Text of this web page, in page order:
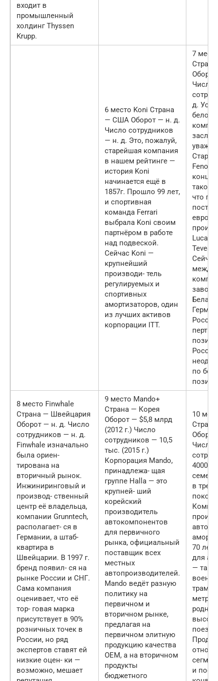
входит в
промышленный
холдинг Thyssen
Krupp.
6 место Koni Страна
— США Оборот — н. д.
Число сотрудников
— н. д. Это, пожалуй,
старейшая компания
в нашем рейтинге —
история Koni
начинается ещё в
1857г. Прошло 99 лет,
и спортивная
команда Ferrari
выбрала Koni своим
партнёром в работе
над подвеской.
Сейчас Koni —
крупнейший
производи- тель
регулируемых и
спортивных
амортизаторов, один
из лучших активов
корпорации ITT.
7
Число
д.
Fenox
такого
что
произ-
Lucas,
Teves
Сейчас
перты
России
по
8 место Finwhale
Страна — Швейцария
Оборот — н. д. Число
сотрудников — н. д.
Finwhale изначально
была ориен-
тирована на
вторичный рынок.
Инжиниринговый и
производ- ственный
центр её владельца,
компании Grunntech,
располагает- ся в
Германии, а штаб-
квартира в
Швейцарии. В 1997 г.
бренд появил- ся на
рынке России и СНГ.
Сама компания
оценивает, что её
тор- говая марка
присутствует в 90%
розничных точек в
России, но ряд
экспертов ставят ей
низкие оцен- ки —
возможно, мешает
9 место Mando+
Страна — Корея
Оборот — $5,8 млрд
(2012 г.) Число
сотрудников — 10,5
тыс. (2015 г.)
Корпорация Mando,
принадлежа- щая
группе Halla — это
крупней- ший
корейский
производитель
автокомпонентов
для первичного
рынка, официальный
поставщик всех
местных
автопроизводителей.
Mando ведёт разную
политику на
первичном и
вторичном рынке,
предлагая на
первичном элитную
продукцию качества
OEM, а на вторичном
продукты
бюджетного
10
Число
4000
в
70 лет,
для
—
метро,
поез-
и